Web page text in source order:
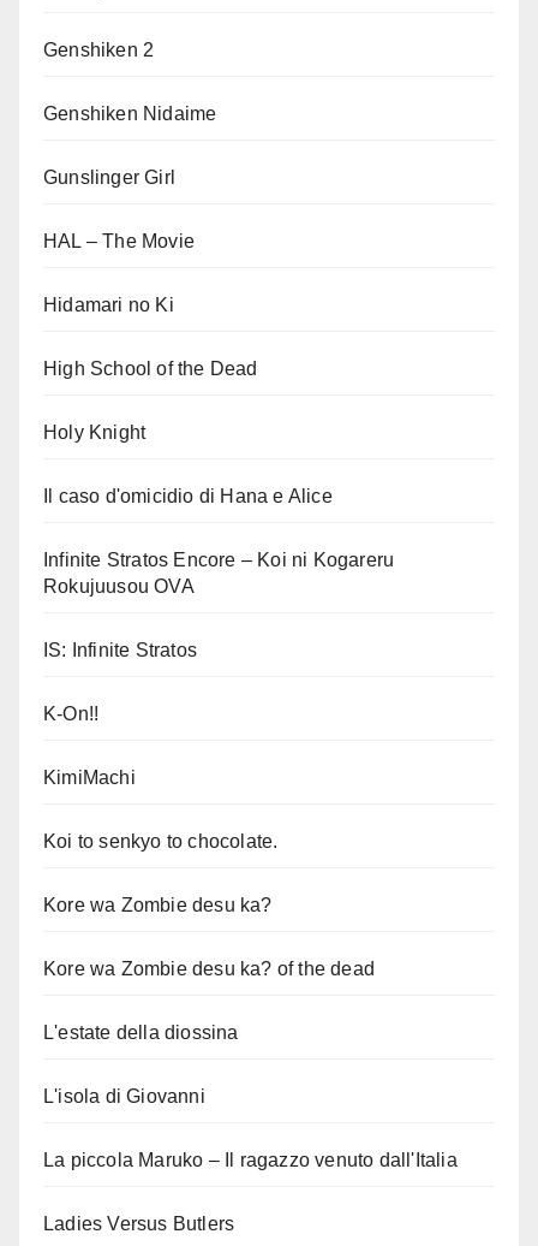
Genshiken 2
Genshiken Nidaime
Gunslinger Girl
HAL – The Movie
Hidamari no Ki
High School of the Dead
Holy Knight
Il caso d'omicidio di Hana e Alice
Infinite Stratos Encore – Koi ni Kogareru
Rokujuusou OVA
IS: Infinite Stratos
K-On!!
KimiMachi
Koi to senkyo to chocolate.
Kore wa Zombie desu ka?
Kore wa Zombie desu ka? of the dead
L'estate della diossina
L'isola di Giovanni
La piccola Maruko – Il ragazzo venuto dall'Italia
Ladies Versus Butlers